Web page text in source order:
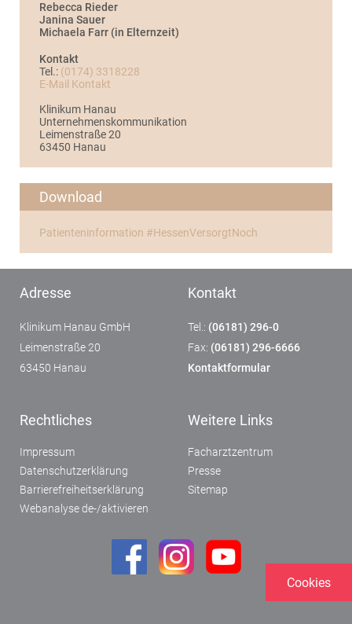
Rebecca Rieder
Janina Sauer
Michaela Farr (in Elternzeit)
Kontakt
Tel.: (0174) 3318228
E-Mail Kontakt
Klinikum Hanau
Unternehmenskommunikation
Leimenstraße 20
63450 Hanau
Download
Patienteninformation #HessenVersorgtNoch
Cookies
Adresse
Klinikum Hanau GmbH
Leimenstraße 20
63450 Hanau
Kontakt
Tel.: (06181) 296-0
Fax: (06181) 296-6666
Kontaktformular
Rechtliches
Impressum
Datenschutzerklärung
Barrierefreiheitserklärung
Webanalyse de-/aktivieren
Weitere Links
Facharztzentrum
Presse
Sitemap